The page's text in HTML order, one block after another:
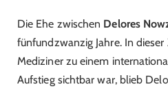
Die Ehe zwischen Delores
fünfundzwanzig Jahre. In
Mediziner zu einem
Aufstieg sichtbar war, blieb